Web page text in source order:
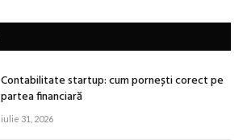
Contabilitate startup: cum pornești corect pe
partea financiară
iulie 31, 2026